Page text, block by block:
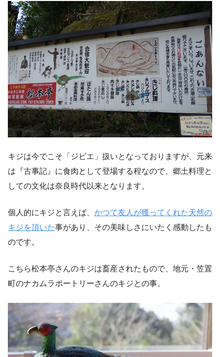
キジは今でこそ「ジビエ」扱いとなっておりますが、元来
は『古事記』に食肉として登場する程なので、郷土料理と
しての文化は奈良時代以来となります。
個人的にキジと言えば、 かつて友人が獲ってくれた天然の
キジを頂いた事があり、その美味しさにいたく感動したも
のです。
こちら松本亭さんのキジは畜産されたもので、地元・笠置
町のナカムラポートリーさんのキジとの事。